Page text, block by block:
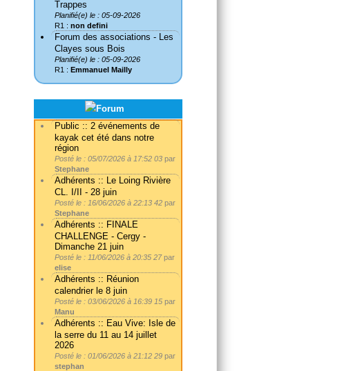
Trappes
Planifié(e) le : 05-09-2026
R1 : non defini
Forum des associations - Les
Clayes sous Bois
Planifié(e) le : 05-09-2026
R1 : Emmanuel Mailly
Public :: 2 événements de
kayak cet été dans notre
région
Posté le : 05/07/2026 à 17:52 03 par
Stephane
Adhérents :: Le Loing Rivière
CL. I/II - 28 juin
Posté le : 16/06/2026 à 22:13 42 par
Stephane
Adhérents :: FINALE
CHALLENGE - Cergy -
Dimanche 21 juin
Posté le : 11/06/2026 à 20:35 27par
elise
Adhérents :: Réunion
calendrier le 8 juin
Posté le : 03/06/2026 à 16:39 15 par
Manu
Adhérents :: Eau Vive: Isle de
la serre du 11 au 14 juillet
2026
Posté le : 01/06/2026 à 21:12 29 par
stephan